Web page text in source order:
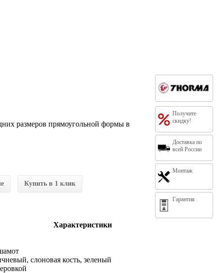
Получите
скидку!
Доставка по
всей России
Монтаж
Гарантия
размеров прямоугольной формы в
Купить в 1 клик
Характеристики
слоновая кость, зеленый